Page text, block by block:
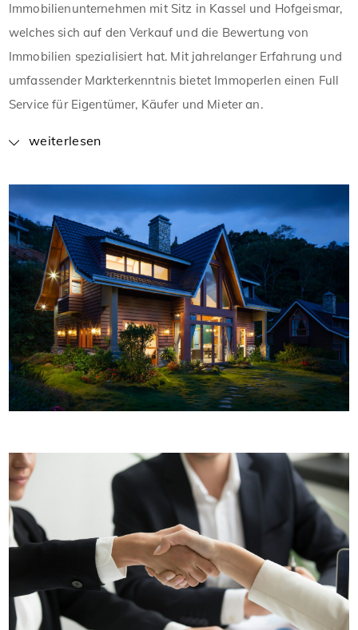
Immobilienunternehmen mit Sitz in Kassel und Hofgeismar,
welches sich auf den Verkauf und die Bewertung von
Immobilien spezialisiert hat. Mit jahrelanger Erfahrung und
umfassender Markterkenntnis bietet Immoperlen einen Full
Service für Eigentümer, Käufer und Mieter an.